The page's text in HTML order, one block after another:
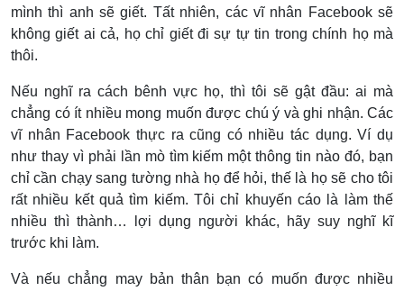
mình thì anh sẽ giết. Tất nhiên, các vĩ nhân Facebook sẽ
không giết ai cả, họ chỉ giết đi sự tự tin trong chính họ mà
thôi.
Nếu nghĩ ra cách bênh vực họ, thì tôi sẽ gật đầu: ai mà
chẳng có ít nhiều mong muốn được chú ý và ghi nhận. Các
vĩ nhân Facebook thực ra cũng có nhiều tác dụng. Ví dụ
như thay vì phải lần mò tìm kiếm một thông tin nào đó, bạn
chỉ cần chạy sang tường nhà họ để hỏi, thế là họ sẽ cho tôi
rất nhiều kết quả tìm kiếm. Tôi chỉ khuyến cáo là làm thế
nhiều thì thành… lợi dụng người khác, hãy suy nghĩ kĩ
trước khi làm.
Và nếu chẳng may bản thân bạn có muốn được nhiều